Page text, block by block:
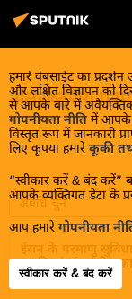
हमारे वेबसाईट का
और लक्षित विज्ञापन को
से आपके बारे में अवैयक्तिक
गोपनीयता नीति में आपके
विस्तृत रूप में जानकारी
लिए कृपया हमारे कूकी
“स्वीकार करें & बंद करें”
आपके व्यक्तिगत डेटा के
आप हमारे गोपनीयता
स्वीकार करें & बंद करें
अंतर्राष्ट्रीय
अवधि चुनें
धमकियां अंतर्राष्ट्रीय
विदेश मंत्रालय